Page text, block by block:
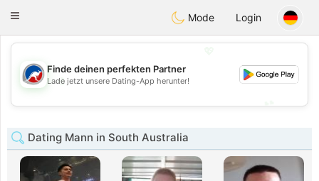
Australia Chat
Toggle
Mode Login
💖
💕
Finde deinen perfekten Partner
Lade jetzt unsere Dating-App herunter!
Dating Mann in South Australia